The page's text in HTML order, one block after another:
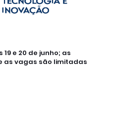
e 20 de junho; as
as vagas são limitadas